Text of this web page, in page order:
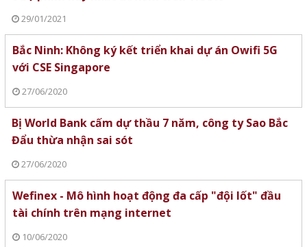
29/01/2021
Bắc Ninh: Không ký kết triển khai dự án Owifi 5G
với CSE Singapore
27/06/2020
Bị World Bank cấm dự thầu 7 năm, công ty Sao Bắc
Đẩu thừa nhận sai sót
27/06/2020
Wefinex - Mô hình hoạt động đa cấp "đội lốt" đầu
tài chính trên mạng internet
10/06/2020